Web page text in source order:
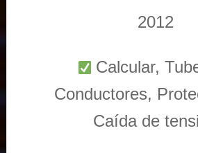
2012
Calcular,
Conductores,
Caída de